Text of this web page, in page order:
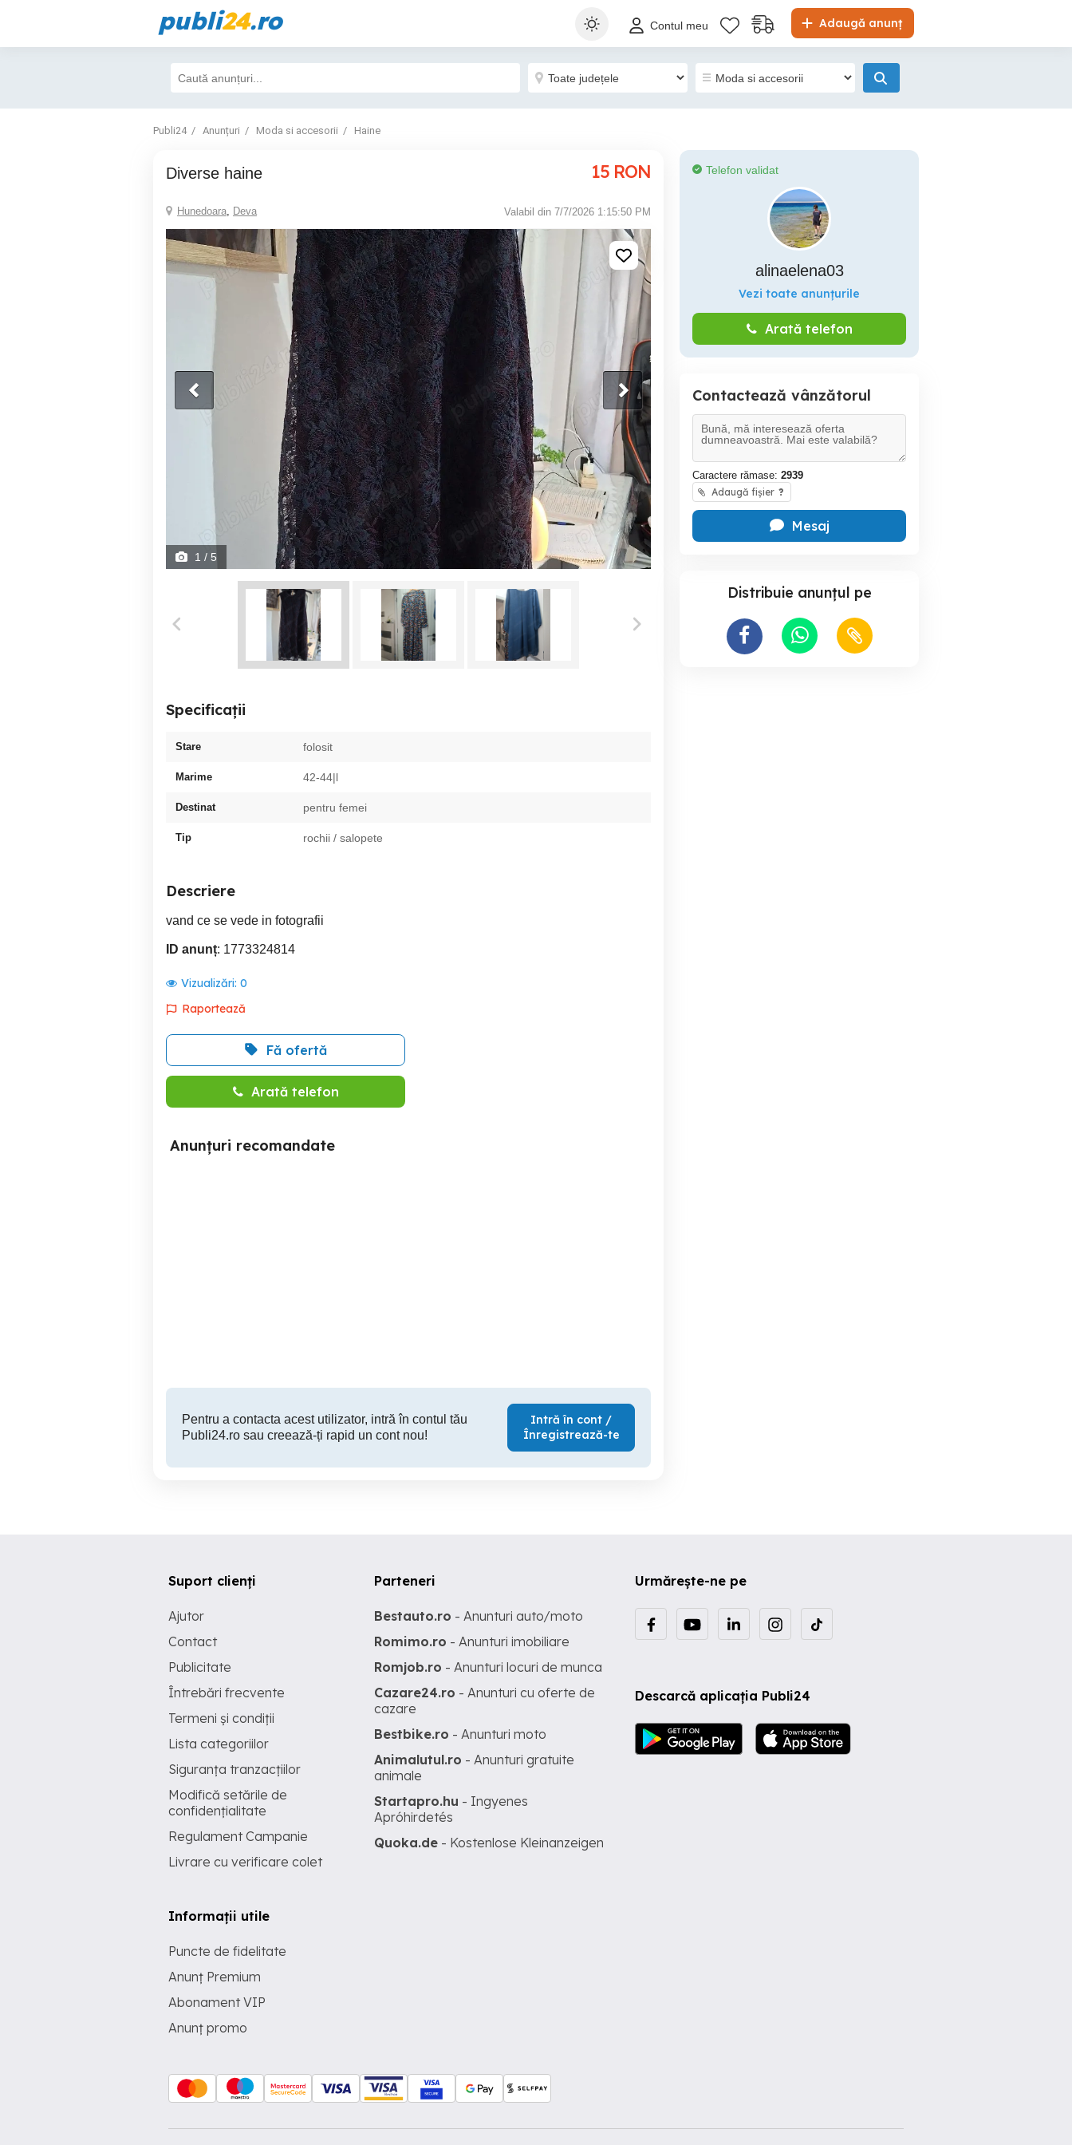
publi24.ro Adaugă anunț
Contul meu
Publi24 Anunțuri Moda si accesorii Haine
diverse haine 15 RON
Hunedoara, Deva Valabil din 7/7/2026 1:15:50 PM
1 / 5
Specificații
Stare folosit
Marime 42-44|l
Destinat pentru femei
Tip rochii / salopete
Descriere
vand ce se vede in fotografii
ID anunț: 1773324814
Vizualizări: 0
Raportează
Fă ofertă
Arată telefon
Anunțuri recomandate
Pentru a contacta acest utilizator, intră în contul tău
Publi24.ro sau creează-ți rapid un cont nou!
Intră în cont /
Înregistrează-te
Telefon validat
alinaelena03
Vezi toate anunțurile
Arată telefon
Contactează vânzătorul
Caractere rămase: 2939
Adaugă fișier ?
Mesaj
Distribuie anunțul pe
Urmărește-ne pe
Descarcă aplicația Publi24
Suport clienți
Ajutor
Contact
Publicitate
Întrebări frecvente
Termeni și condiții
Lista categoriilor
Siguranța tranzacțiilor
Modifică setările de
confidențialitate
Regulament Campanie
Livrare cu verificare colet
Informații utile
Puncte de fidelitate
Anunț Premium
Abonament VIP
Anunț promo
Parteneri
Bestauto.ro - Anunturi auto/moto
Romimo.ro - Anunturi imobiliare
Romjob.ro - Anunturi locuri de munca
Cazare24.ro - Anunturi cu oferte de
cazare
Bestbike.ro - Anunturi moto
Animalutul.ro - Anunturi gratuite
animale
Startapro.hu - Ingyenes
Apróhirdetés
Quoka.de - Kostenlose Kleinanzeigen